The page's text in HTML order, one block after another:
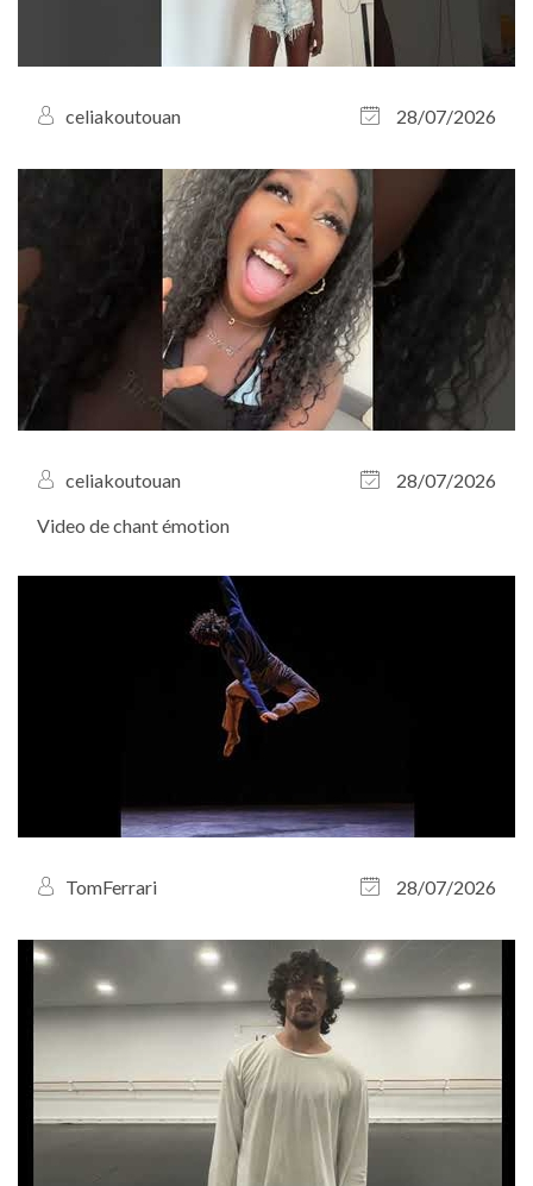
celiakoutouan 28/07/2026
celiakoutouan
28/07/2026
Video de chant émotion
TomFerrari 28/07/2026